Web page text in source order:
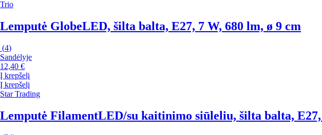
Trio
Lemputė GlobeLED, šilta balta, E27, 7 W, 680 lm, ø 9 cm
(4)
Sandėlyje
12,40 €
Į krepšelį
Į krepšelį
Star Trading
Lemputė FilamentLED/su kaitinimo siūleliu, šilta balta, E27,